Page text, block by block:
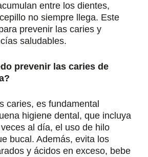
entre los dientes,
no siempre llega. Este
prevenir las caries y
saludables.
prevenir las caries de
caries, es fundamental
higiene dental, que incluya
al día, el uso de hilo
bucal. Además, evita los
y ácidos en exceso, bebe